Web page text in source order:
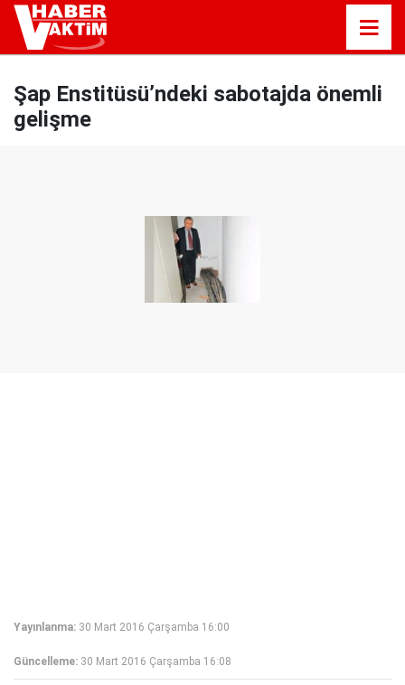
Şap Enstitüsü’ndeki sabotajda önemli
gelişme
Yayınlanma: 30 Mart 2016 Çarşamba 16:00
Güncelleme: 30 Mart 2016 Çarşamba 16:08